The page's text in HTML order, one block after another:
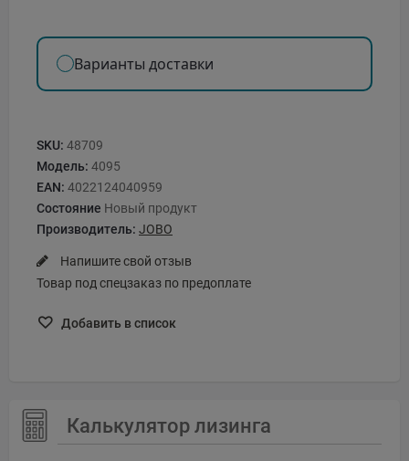
Варианты доставки
SKU: 48709
Модель: 4095
EAN: 4022124040959
Состояние Новый продукт
Производитель: JOBO
Напишите свой отзыв
Товар под спецзаказ по предоплате
Добавить в список
Калькулятор лизинга